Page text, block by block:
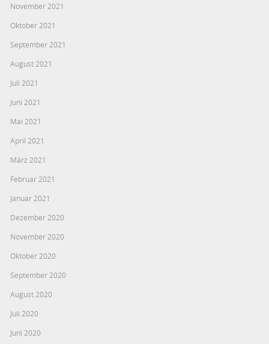
November 2021
Oktober 2021
September 2021
August 2021
Juli 2021
Juni 2021
Mai 2021
April 2021
März 2021
Februar 2021
Januar 2021
Dezember 2020
November 2020
Oktober 2020
September 2020
August 2020
Juli 2020
Juni 2020